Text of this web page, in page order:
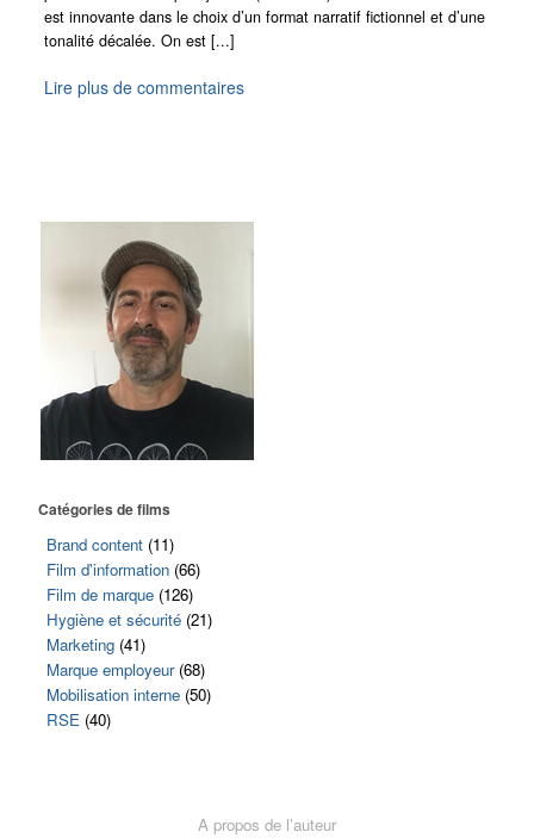
est innovante dans le choix d’un format narratif fictionnel et d’une
tonalité décalée. On est [...]
Lire plus de commentaires
Catégories de films
Brand content (11)
Film d'information (66)
Film de marque (126)
Hygiène et sécurité (21)
Marketing (41)
Marque employeur(68)
Mobilisation interne (50)
RSE (40)
A propos de l’auteur